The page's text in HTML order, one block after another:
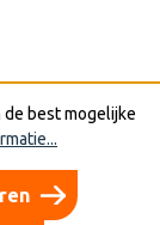
best mogelijke